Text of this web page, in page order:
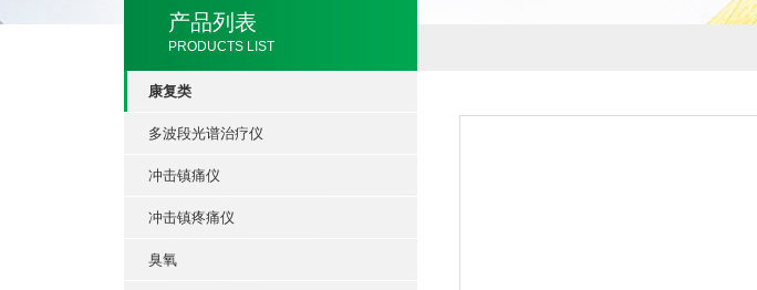
产品列表
PRODUCTS LIST
康复类
多波段光谱治疗仪
冲击镇痛仪
冲击镇疼痛仪
臭氧